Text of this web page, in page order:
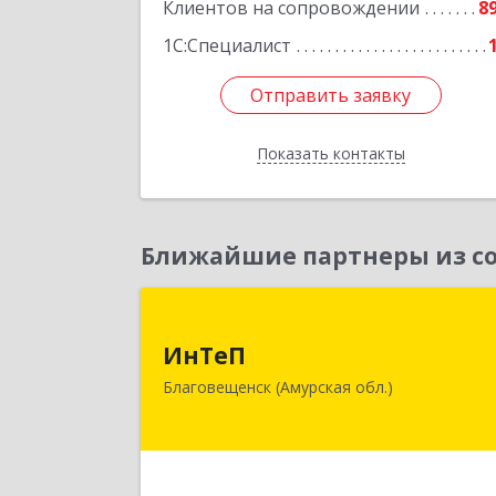
Клиентов на сопровождении
1С:Специалист
1
Отправить заявку
Показать контакты
Подробнее
Отправить заявку
Назад
Ближайшие партнеры из
ИнТеП
Благовещенск (Амурская обл.)
г, Горького ул, дом № 172/1